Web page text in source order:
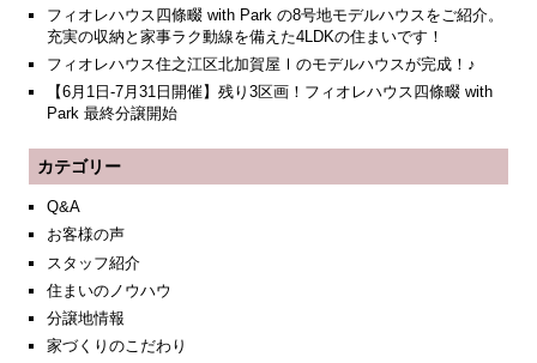
フィオレハウス四條畷 with Park の8号地モデルハウスをご紹介。
充実の収納と家事ラク動線を備えた4LDKの住まいです！
フィオレハウス住之江区北加賀屋Ⅰのモデルハウスが完成！♪
【6月1日-7月31日開催】残り3区画！フィオレハウス四條畷 with
Park 最終分譲開始
カテゴリー
Q&A
お客様の声
スタッフ紹介
住まいのノウハウ
分譲地情報
家づくりのこだわり